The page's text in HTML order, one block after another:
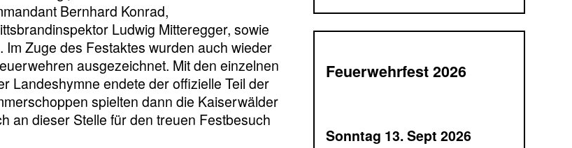
Bernhard Konrad,
Ludwig Mitteregger, sowie
Zuge des Festaktes wurden auch wieder
ausgezeichnet. Mit den einzelnen
Landeshymne endete der offizielle Teil der
spielten dann die Kaiserwälder
an dieser Stelle für den treuen Festbesuch
Feuerwehrfest 2026
Sonntag 13. Sept 2026